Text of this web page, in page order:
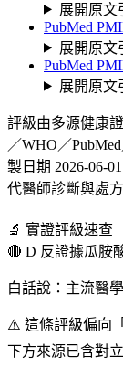
展開原文
PubMed
展開原文
PubMed
展開原文
評級由多源健康
／WHO／
製日期 2026-06-
代醫師診斷與處方
🔬 實證評級速查
🔴 D 反證據瓜胺
白話說：主流醫
⚠️ 這條評級偏向
下方來源已含對